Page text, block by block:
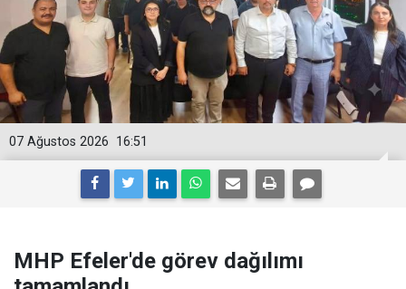
16:51
07 Ağustos 2026
MHP Efeler'de görev dağılımı